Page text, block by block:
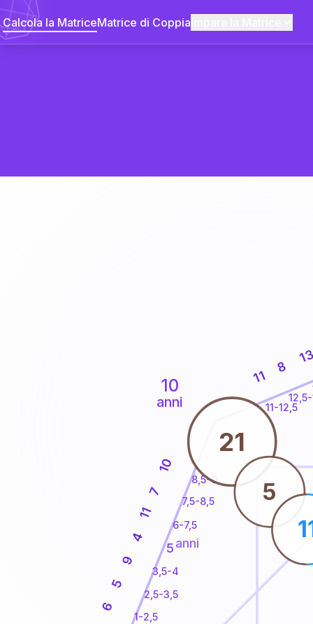
Calcola la MatriceMatrice di Coppia
10
anni
1-2,5
2,5-3,5
3,5-4
6-7,5
7,5-8,5
8,5-9
11-12,5
6
5
9
4
11
7
10
11
8
13
21
5
5anni